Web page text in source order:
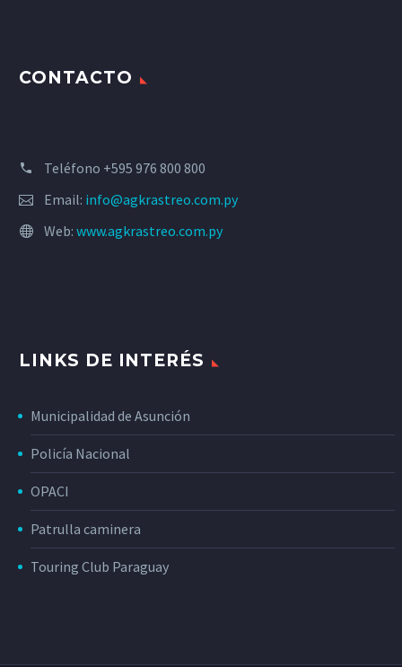
CONTACTO
Teléfono +595 976 800 800
Email: info@agkrastreo.com.py
Web: www.agkrastreo.com.py
LINKS DE INTERÉS
Municipalidad de Asunción
Policía Nacional
OPACI
Patrulla caminera
Touring Club Paraguay